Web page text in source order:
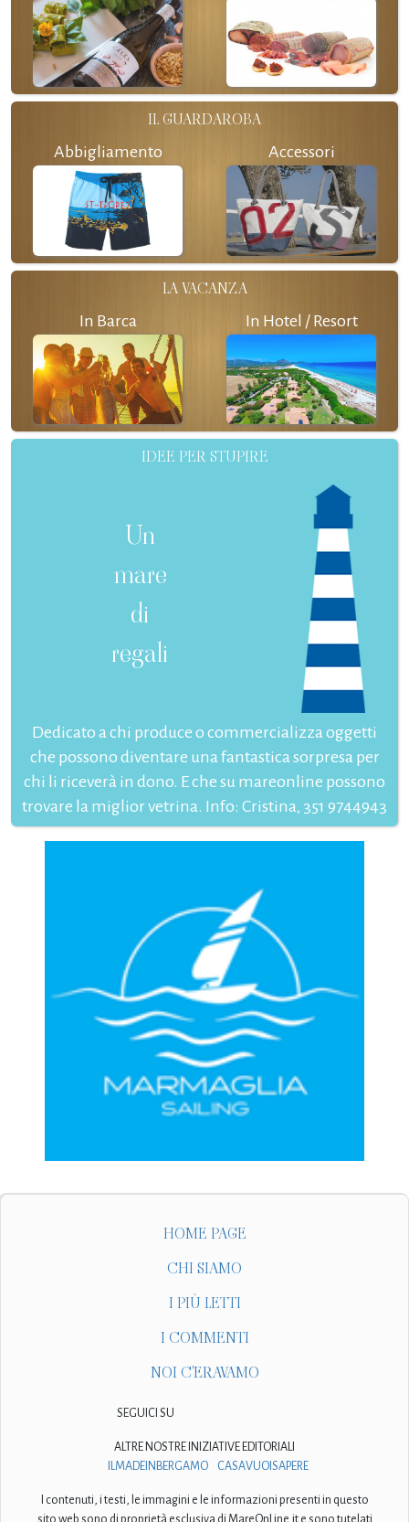
IL GUARDAROBA
Abbigliamento Accessori
LA VACANZA
In Barca In Hotel / Resort
IDEE PER STUPIRE
Un
mare
di
regali
Dedicato a chi produce o commercializza oggetti
che possono diventare una fantastica sorpresa per
chi li riceverà in dono. E che su mareonline possono
trovare la miglior vetrina. Info: Cristina, 351 9744943
HOME PAGE
CHI SIAMO
I PIÙ LETTI
I COMMENTI
NOI C'ERAVAMO
SEGUICI SU
ALTRE NOSTRE INIZIATIVE EDITORIALI
ILMADEINBERGAMO
CASAVUOISAPERE
I contenuti, i testi, le immagini e le informazioni presenti in questo
sito web sono di proprietà esclusiva di MareOnLine.it e sono tutelati